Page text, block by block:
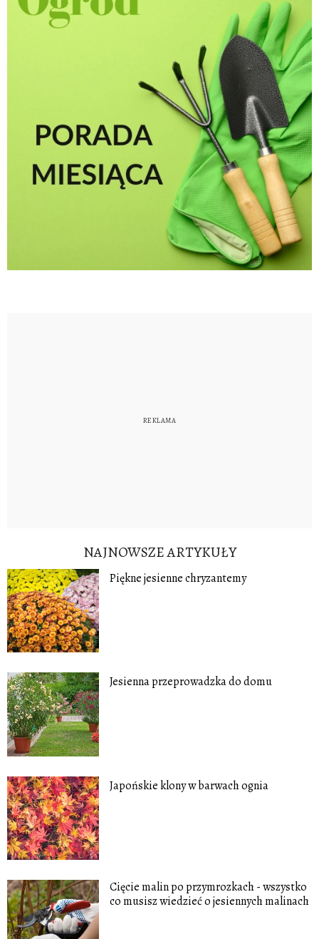
NAJNOWSZE ARTYKUŁY
Piękne jesienne chryzantemy
Jesienna przeprowadzka do domu
Japońskie klony w barwach ognia
Cięcie malin po przymrozkach - wszystko
co musisz wiedzieć o jesiennych malinach